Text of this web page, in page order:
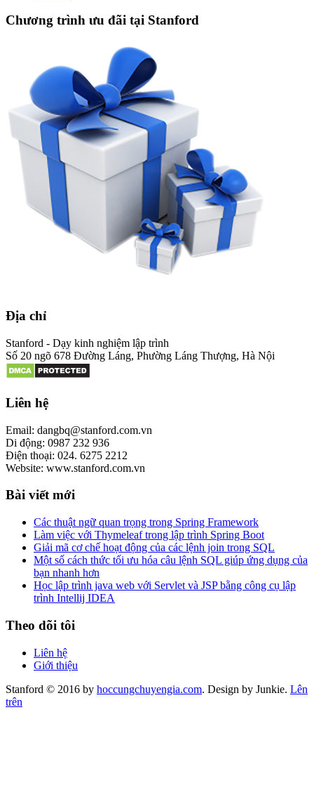
Chương trình ưu đãi tại Stanford
Địa chỉ
Stanford - Dạy kinh nghiệm lập trình
Số 20 ngõ 678 Đường Láng, Phường Láng Thượng, Hà Nội
Liên hệ
Email: dangbq@stanford.com.vn
Di động: 0987 232 936
Điện thoại: 024. 6275 2212
Website: www.stanford.com.vn
Bài viết mới
Các thuật ngữ quan trọng trong Spring Framework
Làm việc với Thymeleaf trong lập trình Spring Boot
Giải mã cơ chế hoạt động của các lệnh join trong SQL
Một số cách thức tối ưu hóa câu lệnh SQL giúp ứng dụng của
bạn nhanh hơn
Học lập trình java web với Servlet và JSP bằng công cụ lập
trình Intellij IDEA
Theo dõi tôi
Liên hệ
Giới thiệu
Stanford © 2016 by hoccungchuyengia.com. Design by Junkie. Lên
trên